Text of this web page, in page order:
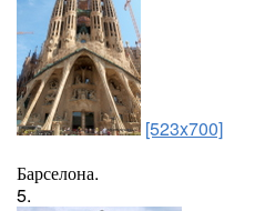
[523x700]
Барселона.
5.